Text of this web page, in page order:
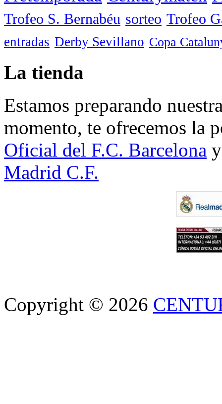
Trofeo S. Bernabéu sorteo Trofeo
entradas Derby Sevillano Copa
La tienda
Estamos preparando
momento, te ofrecemos la
Oficial del F.C. Barcelona
Madrid C.F.
Copyright © 2026